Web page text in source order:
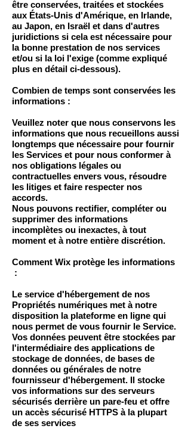
être conservées, traitées et stockées
aux États-Unis d'Amérique, en Irlande,
au Japon, en Israël et dans d'autres
juridictions si cela est nécessaire pour
la bonne prestation de nos services
et/ou si la loi l'exige (comme expliqué
plus en détail ci-dessous).
Combien de temps sont conservées les
informations :
Veuillez noter que nous conservons les
informations que nous recueillons aussi
longtemps que nécessaire pour fournir
les Services et pour nous conformer à
nos obligations légales ou
contractuelles envers vous, résoudre
les litiges et faire respecter nos
accords.
Nous pouvons rectifier, compléter ou
supprimer des informations
incomplètes ou inexactes, à tout
moment et à notre entière discrétion.
Comment Wix protège les informations
:
Le service d'hébergement de nos
Propriétés numériques met à notre
disposition la plateforme en ligne qui
nous permet de vous fournir le Service.
Vos données peuvent être stockées par
l'intermédiaire des applications de
stockage de données, de bases de
données ou générales de notre
fournisseur d'hébergement. Il stocke
vos informations sur des serveurs
sécurisés derrière un pare-feu et offre
un accès sécurisé HTTPS à la plupart
de ses services